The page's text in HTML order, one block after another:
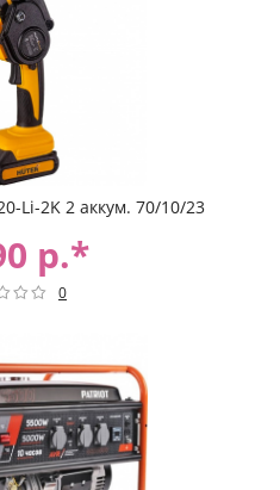
Li-2K 2 аккум. 70/10/23
р.*
0